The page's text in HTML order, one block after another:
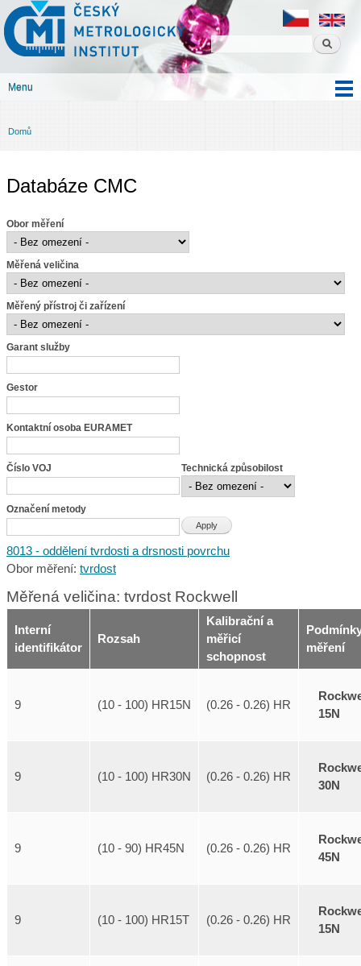
obsahu
Český
metrologický
institut
Menu
Jste zde
Domů
Databáze CMC
Obor měření
Měřená veličina
Měřený přístroj či zařízení
Garant služby
Gestor
Kontaktní osoba EURAMET
Číslo VOJ Technická způsobilost
Označení metody
8013 - oddělení tvrdosti a drsnosti povrchu
Obor měření: tvrdost
Měřená veličina: tvrdost Rockwell
Interní
identifikátor
Rozsah
Kalibrační a
měřicí
schopnost
měření
9 (10 - 100) HR15N (0.26 - 0.26) HR
15N
9 (10 - 100) HR30N (0.26 - 0.26) HR
30N
9 (10 - 90) HR45N (0.26 - 0.26) HR
45N
9 (10 - 100) HR15T (0.26 - 0.26) HR
15N